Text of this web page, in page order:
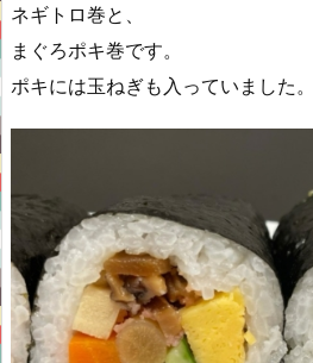
ネギトロ巻と、
まぐろポキ巻です。
ポキには玉ねぎも入っていました。